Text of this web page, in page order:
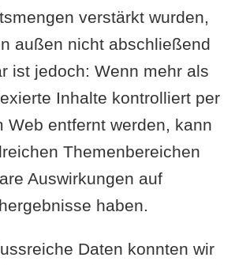
verstärkt wurden,
außen nicht abschließend
ist jedoch: Wenn mehr als
Inhalte kontrolliert per
Web entfernt werden, kann
Themenbereichen
Auswirkungen auf
haben.
Daten konnten wir